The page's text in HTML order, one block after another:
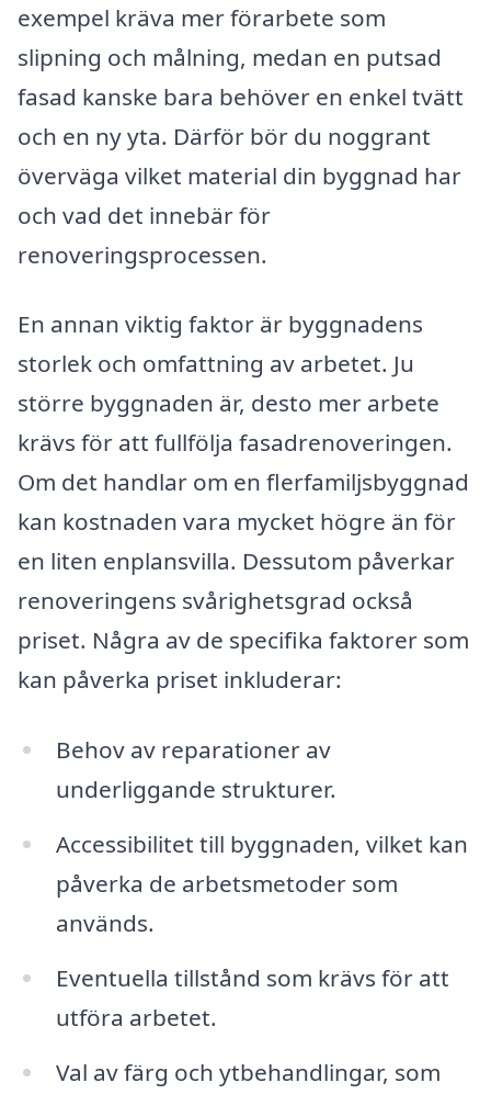
exempel kräva mer förarbete som
slipning och målning, medan en putsad
fasad kanske bara behöver en enkel tvätt
och en ny yta. Därför bör du noggrant
överväga vilket material din byggnad har
och vad det innebär för
renoveringsprocessen.
En annan viktig faktor är byggnadens
storlek och omfattning av arbetet. Ju
större byggnaden är, desto mer arbete
krävs för att fullfölja fasadrenoveringen.
Om det handlar om en flerfamiljsbyggnad
kan kostnaden vara mycket högre än för
en liten enplansvilla. Dessutom påverkar
renoveringens svårighetsgrad också
priset. Några av de specifika faktorer som
kan påverka priset inkluderar:
Behov av reparationer av
underliggande strukturer.
Accessibilitet till byggnaden, vilket kan
påverka de arbetsmetoder som
används.
Eventuella tillstånd som krävs för att
utföra arbetet.
Val av färg och ytbehandlingar, som